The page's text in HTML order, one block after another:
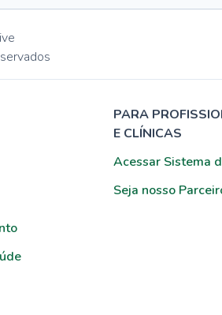
PARA
E CLÍNICAS
Acessar Sistema
Seja nosso